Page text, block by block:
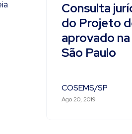
Consulta
do Projeto
aprovado
São Paulo
COSEMS/SP
Ago 20, 2019